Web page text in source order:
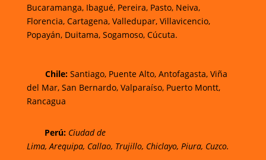
Bucaramanga,Ibagué,Pereira,Pasto, Neiva,
Florencia, Cartagena, Valledupar, Villavicencio,
Popayán, Duitama, Sogamoso, Cúcuta.
Chile:Santiago, Puente Alto, Antofagasta, Viña
del Mar, San Bernardo, Valparaíso, Puerto Montt,
Rancagua
Perú: Ciudad de
Lima, Arequipa, Callao, Trujillo, Chiclayo, Piura, Cuzco.